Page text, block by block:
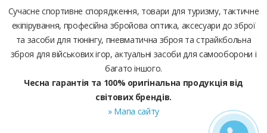
Сучасне спортивне спорядження, товари для туризму, тактичне
екіпірування, професійна збройова оптика, аксесуари до зброї
та засоби для тюнінгу, пневматична зброя та страйкбольна
зброя для військових ігор, актуальні засоби для самооборони і
багато іншого.
Чесна гарантія та 100% оригінальна продукція від
світових брендів.
» Мапа сайту